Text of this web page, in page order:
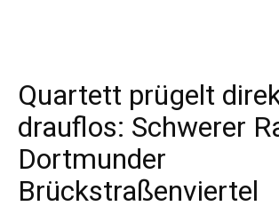
Quartett prügelt
drauflos: Schwerer
Dortmunder
Brückstraßenviertel